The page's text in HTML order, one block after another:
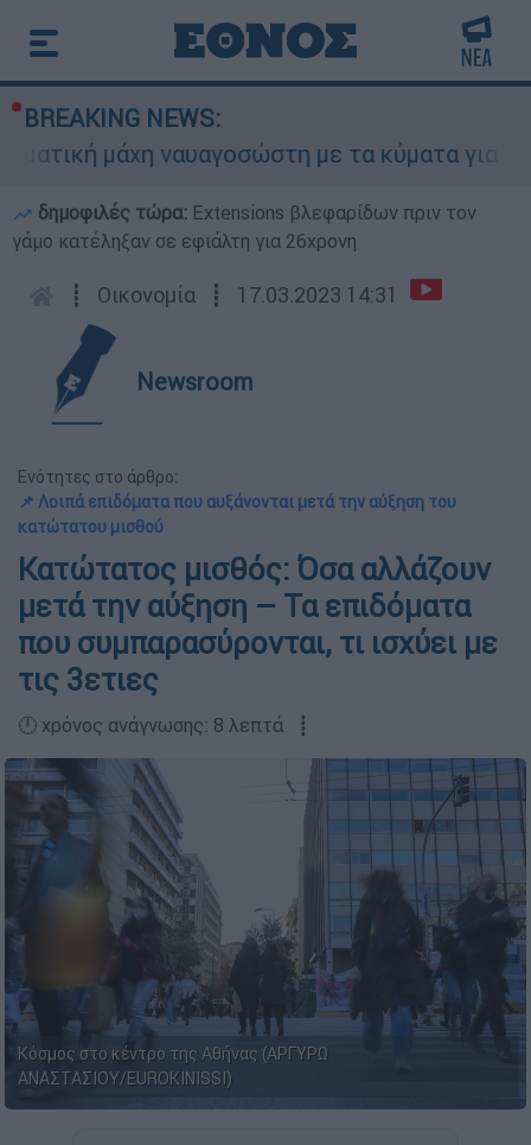
BREAKING NEWS:
ναυαγοσώστη με τα κύματα για να σώσει
δημοφιλές τώρα: Extensions βλεφαρίδων πριν τον
γάμο κατέληξαν σε εφιάλτη για 26χρονη
┋ Οικονομία ┋ 17.03.2023 14:31
Newsroom
Ενότητες στο άρθρο:
📌 Λοιπά επιδόματα που αυξάνονται μετά την αύξηση του
κατώτατου μισθού
Κατώτατος μισθός: Όσα αλλάζουν
μετά την αύξηση – Τα επιδόματα
που συμπαρασύρονται, τι ισχύει με
τις 3ετιες
🕛 χρόνος ανάγνωσης: 8 λεπτά ┋
Κόσμος στο κέντρο της Αθήνας (ΑΡΓΥΡΩ
ΑΝΑΣΤΑΣΙΟΥ/EUROKINISSI)